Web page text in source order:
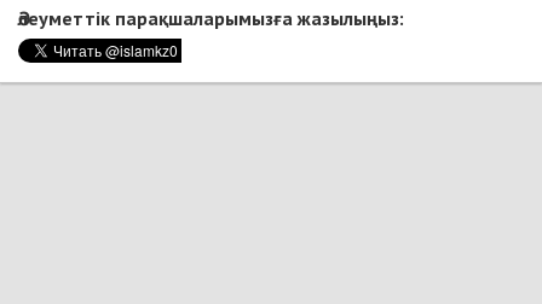
Әлеуметтік парақшаларымызға жазылыңыз: